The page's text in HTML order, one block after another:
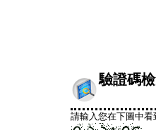
驗證碼
請輸入您在下圖中